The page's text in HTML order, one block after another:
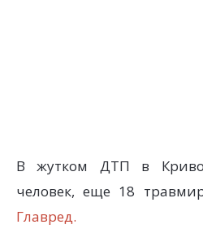
В жутком ДТП в
человек, еще 18
Главред.